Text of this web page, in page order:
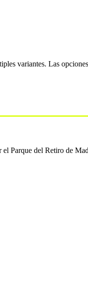
variantes. Las
el Parque del Retiro de